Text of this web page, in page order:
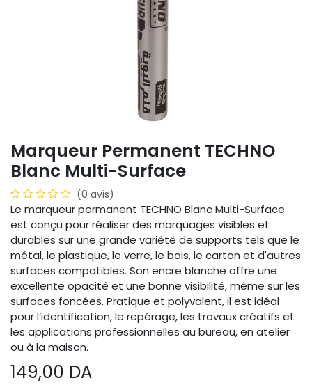
Marqueur Permanent TECHNO
Blanc Multi-Surface
(0 avis)
Le marqueur permanent TECHNO Blanc Multi-Surface
est conçu pour réaliser des marquages visibles et
durables sur une grande variété de supports tels que le
métal, le plastique, le verre, le bois, le carton et d'autres
surfaces compatibles. Son encre blanche offre une
excellente opacité et une bonne visibilité, même sur les
surfaces foncées. Pratique et polyvalent, il est idéal
pour l’identification, le repérage, les travaux créatifs et
les applications professionnelles au bureau, en atelier
ou à la maison.
149,00 DA